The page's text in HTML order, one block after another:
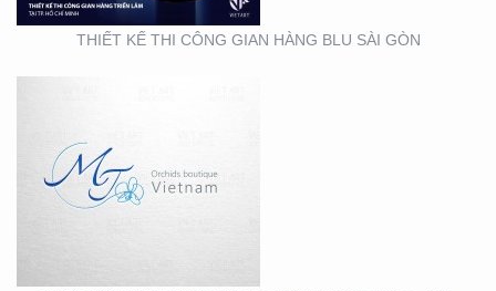
THIẾT KẾ THI CÔNG GIAN HÀNG BLU SÀI GÒN
THIẾT KẾ BỘ NHẬN
DIỆN THƯƠNG HIỆU